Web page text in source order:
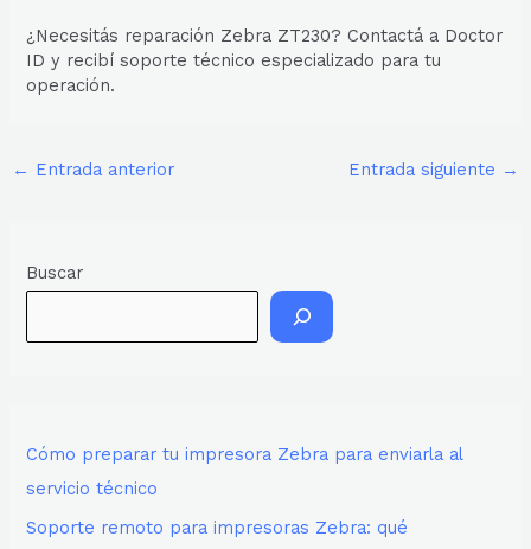
¿Necesitás reparación Zebra ZT230? Contactá a Doctor
ID y recibí soporte técnico especializado para tu
operación.
← Entrada anterior Entrada siguiente →
Buscar
Cómo preparar tu impresora Zebra para enviarla al
servicio técnico
Soporte remoto para impresoras Zebra: qué